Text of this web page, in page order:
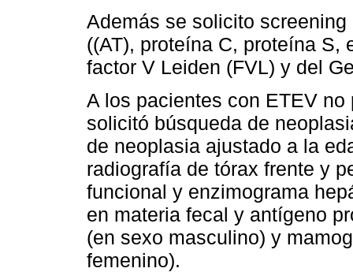
Además se solicito
((AT), proteína C, proteína S,
factor V Leiden (FVL) y del
A los pacientes con ETEV
solicitó búsqueda de
de neoplasia ajustado a la
radiografía de tórax frente y
funcional y enzimograma
en materia fecal y antígeno
(en sexo masculino) y
femenino).